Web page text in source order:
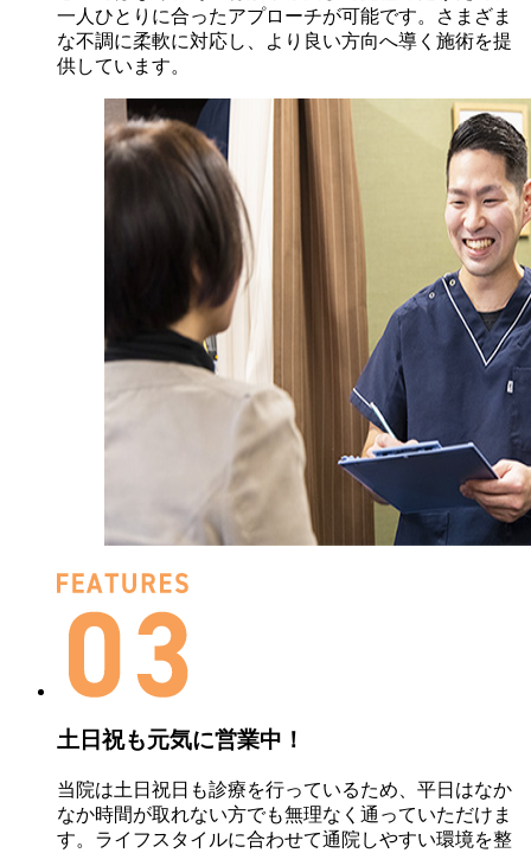
一人ひとりに合ったアプローチが可能です。さまざま
な不調に柔軟に対応し、より良い方向へ導く施術を提
供しています。
土日祝も元気に営業中！
当院は土日祝日も診療を行っているため、平日はなか
なか時間が取れない方でも無理なく通っていただけま
す。ライフスタイルに合わせて通院しやすい環境を整